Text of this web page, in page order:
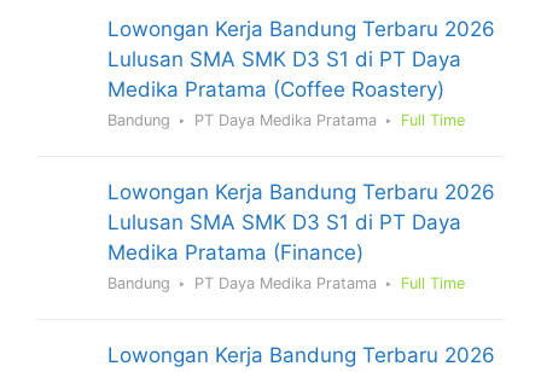
Lowongan Kerja Bandung Terbaru 2026
Lulusan SMA SMK D3 S1 di PT Daya
Medika Pratama (Coffee Roastery)
Bandung PT Daya Medika Pratama Full Time
Lowongan Kerja Bandung Terbaru 2026
Lulusan SMA SMK D3 S1 di PT Daya
Medika Pratama (Finance)
Bandung PT Daya Medika Pratama Full Time
Lowongan Kerja Bandung Terbaru 2026